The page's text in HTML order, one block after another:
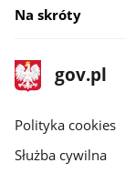
Na skróty
stopka
gov.pl
Strona
gov.pl
gov.pl
Polityka cookies
Służba cywilna